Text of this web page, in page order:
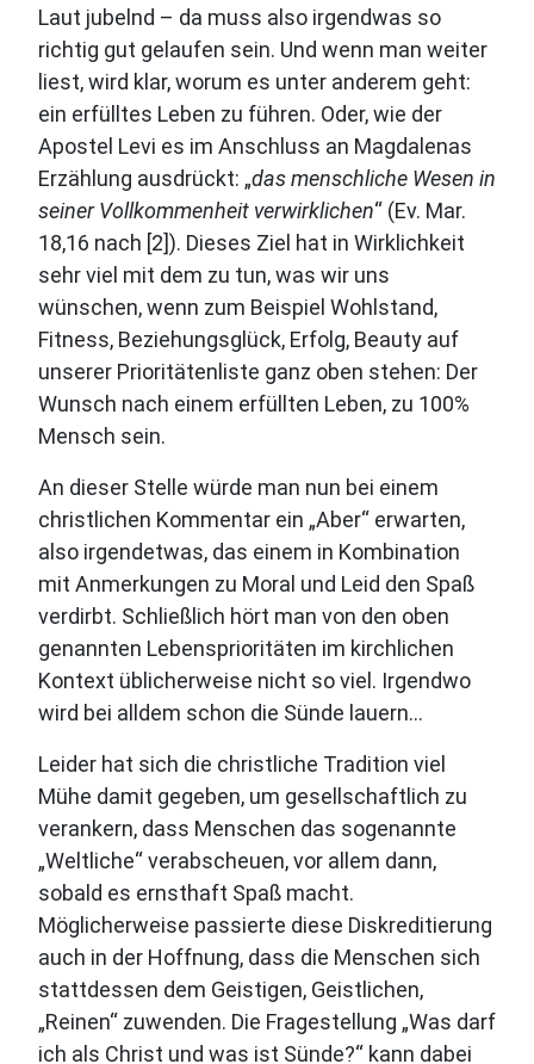
Laut jubelnd – da muss also irgendwas so
richtig gut gelaufen sein. Und wenn man weiter
liest, wird klar, worum es unter anderem geht:
ein erfülltes Leben zu führen. Oder, wie der
Apostel Levi es im Anschluss an Magdalenas
Erzählung ausdrückt: „das menschliche Wesen in
seiner Vollkommenheit verwirklichen“ (Ev. Mar.
18,16 nach [2]). Dieses Ziel hat in Wirklichkeit
sehr viel mit dem zu tun, was wir uns
wünschen, wenn zum Beispiel Wohlstand,
Fitness, Beziehungsglück, Erfolg, Beauty auf
unserer Prioritätenliste ganz oben stehen: Der
Wunsch nach einem erfüllten Leben, zu 100%
Mensch sein.
An dieser Stelle würde man nun bei einem
christlichen Kommentar ein „Aber“ erwarten,
also irgendetwas, das einem in Kombination
mit Anmerkungen zu Moral und Leid den Spaß
verdirbt. Schließlich hört man von den oben
genannten Lebensprioritäten im kirchlichen
Kontext üblicherweise nicht so viel. Irgendwo
wird bei alldem schon die Sünde lauern…
Leider hat sich die christliche Tradition viel
Mühe damit gegeben, um gesellschaftlich zu
verankern, dass Menschen das sogenannte
„Weltliche“ verabscheuen, vor allem dann,
sobald es ernsthaft Spaß macht.
Möglicherweise passierte diese Diskreditierung
auch in der Hoffnung, dass die Menschen sich
stattdessen dem Geistigen, Geistlichen,
„Reinen“ zuwenden. Die Fragestellung „Was darf
ich als Christ und was ist Sünde?“ kann dabei